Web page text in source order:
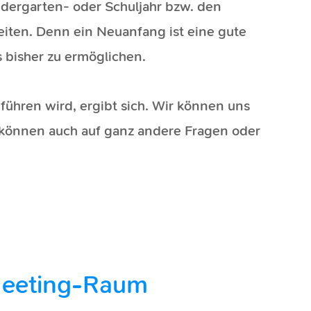
oder Schuljahr bzw. den
Denn ein Neuanfang ist eine gute
zu ermöglichen.
wird, ergibt sich. Wir können uns
auch auf ganz andere Fragen oder
Raum